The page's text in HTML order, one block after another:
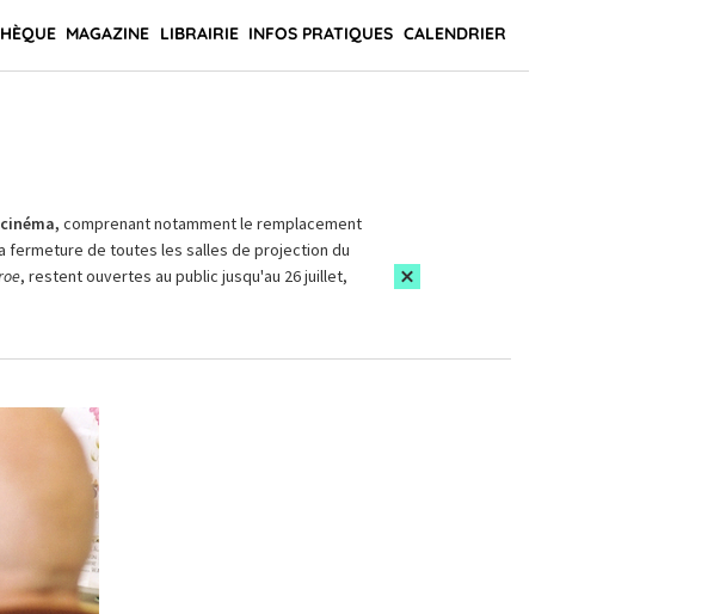
MAGAZINE LIBRAIRIE INFOS PRATIQUES CALENDRIER
comprenant notamment le remplacement
fermeture de toutes les salles de projection du
, restent ouvertes au public jusqu'au 26 juillet,